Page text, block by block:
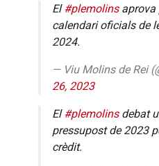
El#plemolinsaprova
calendari oficials de
2024.
— Viu Molins de Rei
26, 2023
El#plemolinsdebat
pressupost de 2023
crèdit.